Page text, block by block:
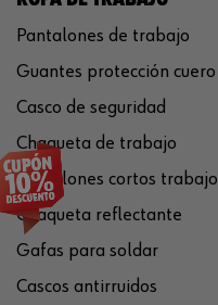
Pantalones de trabajo
Guantes protección cuero
Casco de seguridad
Chaqueta de trabajo
Pantalones cortos trabajo
Chaqueta reflectante
Gafas para soldar
Cascos antirruidos